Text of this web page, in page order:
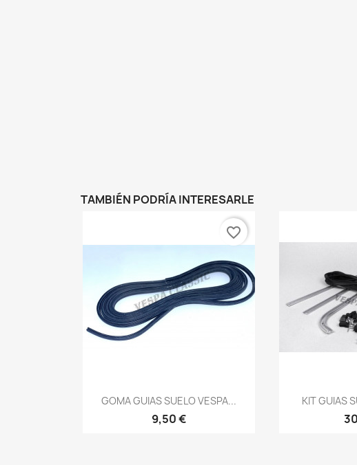
TAMBIÉN PODRÍA INTERESARLE
 Vista rápida
GOMA GUIAS SUELO VESPA...
9,50 €
favorite_border

KIT GUIAS